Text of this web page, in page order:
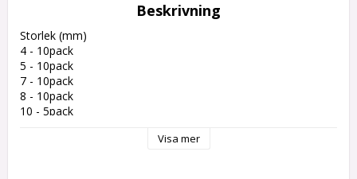
Beskrivning
Storlek (mm)
4 - 10pack
5 - 10pack
7 - 10pack
8 - 10pack
10 - 5pack
Visa mer